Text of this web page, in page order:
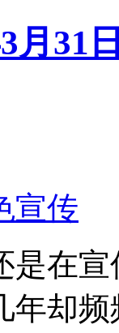
月31
宣传
是在
年却